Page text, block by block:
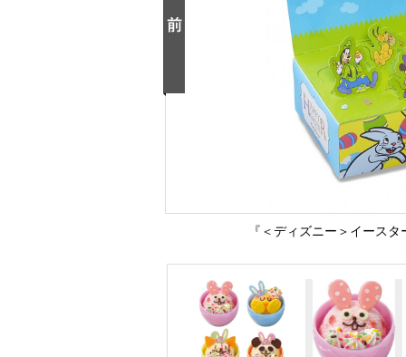
『＜ディズニー＞イース